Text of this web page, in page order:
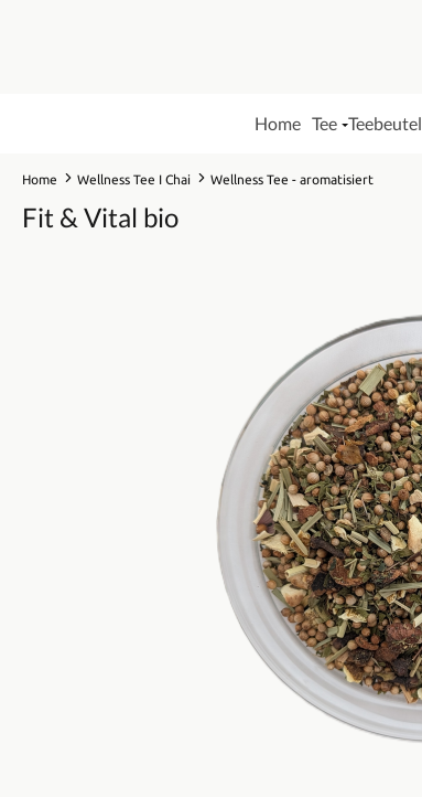
Home Tee Teebeutel
Home Wellness Tee I Chai Wellness Tee - aromatisiert
Fit & Vital bio